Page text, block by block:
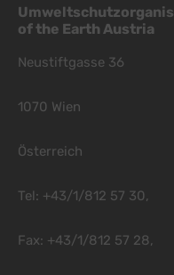
of the Earth Austria
Neustiftgasse 36
1070 Wien
Österreich
Tel: +43/1/812 57 30,
Fax: +43/1/812 57 28,